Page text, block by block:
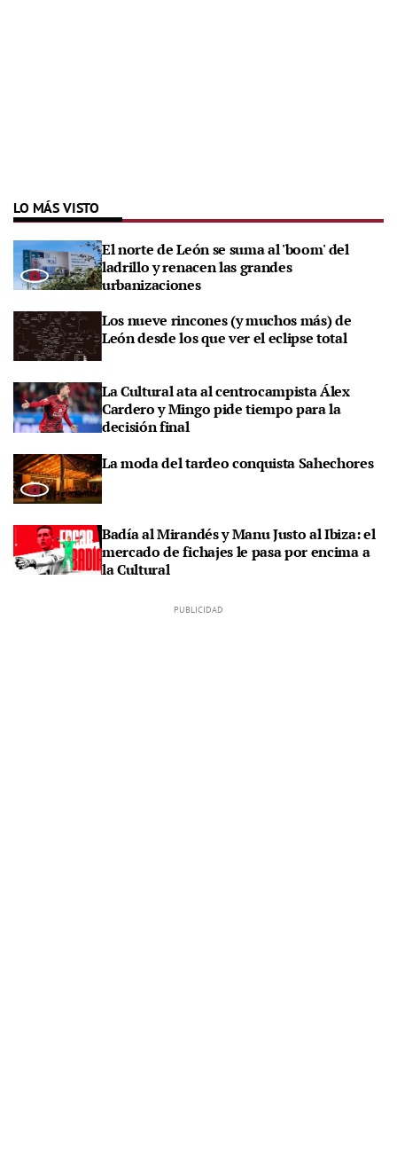
LO MÁS VISTO
El norte de León se suma al 'boom' del
ladrillo y renacen las grandes
urbanizaciones
Los nueve rincones (y muchos más) de
León desde los que ver el eclipse total
La Cultural ata al centrocampista Álex
Cardero y Mingo pide tiempo para la
decisión final
La moda del tardeo conquista Sahechores
Badía al Mirandés y Manu Justo al Ibiza: el
mercado de fichajes le pasa por encima a
la Cultural